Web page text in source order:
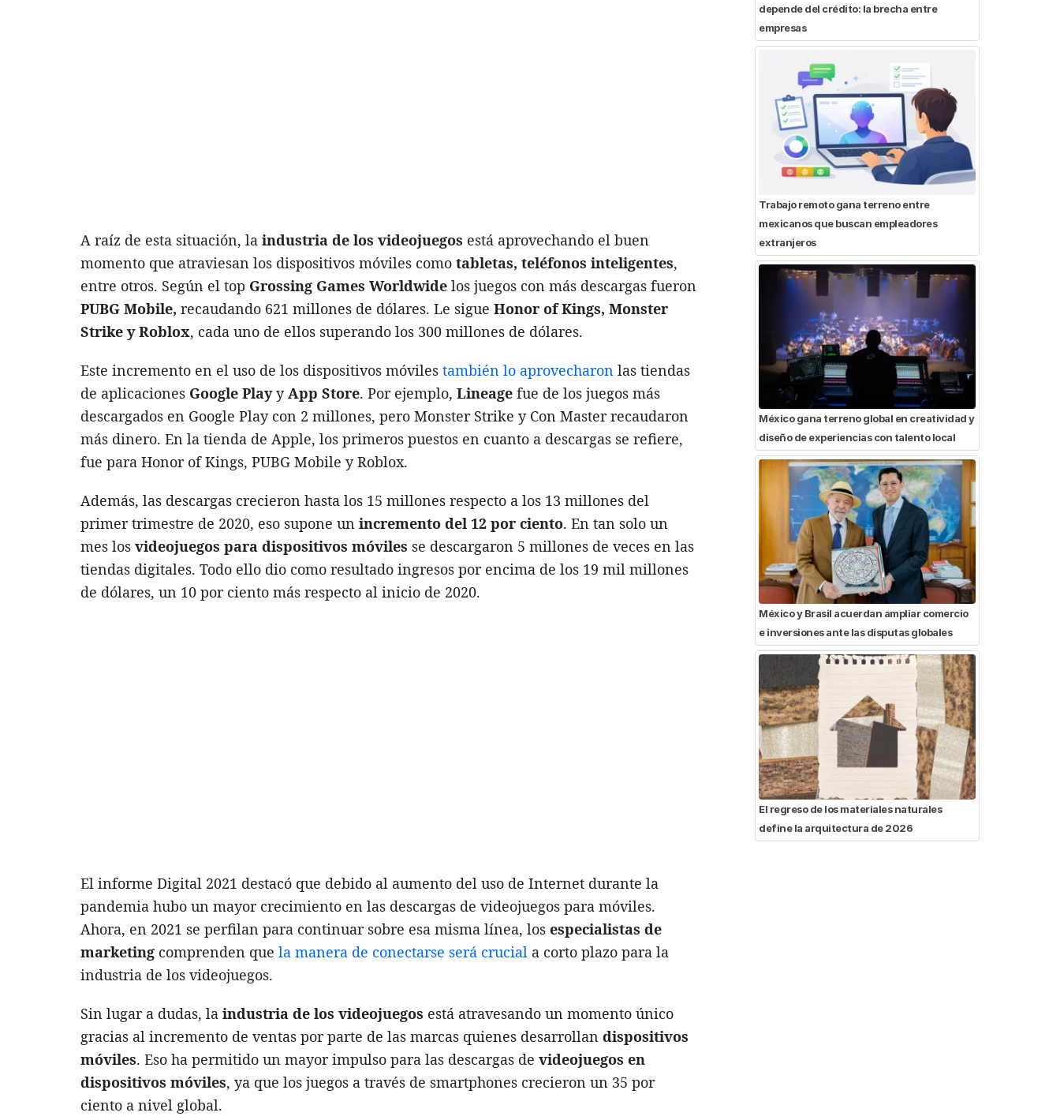
A raíz de esta situación, la industria de los videojuegos está aprovechando el buen
momento que atraviesan los dispositivos móviles como tabletas, teléfonos inteligentes,
entre otros. Según el top Grossing Games Worldwide los juegos con más descargas fueron
PUBG Mobile, recaudando 621 millones de dólares. Le sigue Honor of Kings, Monster
Strike y Roblox, cada uno de ellos superando los 300 millones de dólares.
Este incremento en el uso de los dispositivos móviles también lo aprovecharon las tiendas
de aplicaciones Google PlayyApp Store. Por ejemplo, Lineage fue de los juegos más
descargados en Google Play con 2 millones, pero Monster Strike y Con Master recaudaron
más dinero. En la tienda de Apple, los primeros puestos en cuanto a descargas se refiere,
fue para Honor of Kings, PUBG Mobile y Roblox.
Además, las descargas crecieron hasta los 15 millones respecto a los 13 millones del
primer trimestre de 2020, eso supone un incremento del 12 por ciento. En tan solo un
mes los videojuegos para dispositivos móviles se descargaron 5 millones de veces en las
tiendas digitales. Todo ello dio como resultado ingresos por encima de los 19 mil millones
de dólares, un 10 por ciento más respecto al inicio de 2020.
El informe Digital 2021 destacó que debido al aumento del uso de Internet durante la
pandemia hubo un mayor crecimiento en las descargas de videojuegos para móviles.
Ahora, en 2021 se perfilan para continuar sobre esa misma línea, los especialistas de
marketing comprenden que la manera de conectarse será crucial a corto plazo para la
industria de los videojuegos.
Sin lugar a dudas, la industria de los videojuegos está atravesando un momento único
gracias al incremento de ventas por parte de las marcas quienes desarrollan dispositivos
móviles. Eso ha permitido un mayor impulso para las descargas de videojuegos en
dispositivos móviles, ya que los juegos a través de smartphones crecieron un 35 por
ciento a nivel global.
depende del crédito: la brecha entre
empresas
Trabajo remoto gana terreno entre
mexicanos que buscan empleadores
extranjeros
México gana terreno global en creatividad y
diseño de experiencias con talento local
México y Brasil acuerdan ampliar comercio
e inversiones ante las disputas globales
El regreso de los materiales naturales
define la arquitectura de 2026